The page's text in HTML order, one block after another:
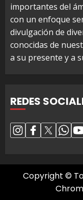
importantes del
con un enfoque
divulgación de
conocidas de
a su presente y a
REDES
Copyright ©